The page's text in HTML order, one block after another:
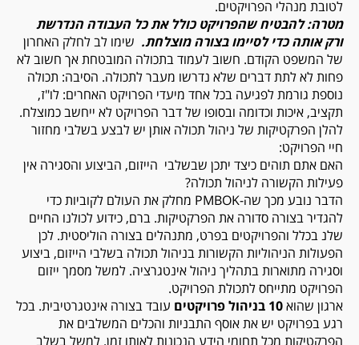
לטובת מנהלי הפרויקטים.
מטרה: להבטיח שהפרויקט כולל את כל העבודה הנדרשת
ורק אותה כדי לסיימו בצורה מוצלחת. שימו לב לחלק האחרון
של המשפט הקודם. חשוב לעמוד בתכולה המובטחת אך חשוב לא
פחות לא לתת דברים שלא נדרשו מעבר לתכולה. הסיבה: תכולה
נוספת גורמת לפגיעה בכל אחד מיעדי הפרויקט האחרים: לו"ז,
תקציב, איכות וכדומה ובסופו של דבר הפרויקט לא ייחשב כמוצלח.
להלן הפרקטיקות של ניהול תכולה אותן יש לבצע בשלבי מחזור
חיי הפרויקט:
האם אתם תוהים כיצד יתכן שבשלבי הייזום, הביצוע והסגירה אין
פעילות הקשורה לניהול תכולה?
הדבר נובע מכך שה-PMBOK מחלק את העולם לקוביות כדי
להגדיר בצורה סדורה את הפרקטיקות. ברם, כידוע לכולנו החיים
שלנ בכלל והפרויקטים בפרט, מתנהלים בצורה הוליסטית. לכן
הפעולות הניהוליות הקשורות בניהול תכולה בשלבי הייזום, ביצוע
וסגירה מתוארות בתהליך ניהול אינטגרציה. למשל מסמך ייזום
הפרויקט מתייחס לתכולת הפרויקט.
ארגון שהוא10 בניהול פרויקטים
עובד בצורה אינטגרטיבית. בכל
רגע בפרויקט יש את אוסף התבניות והכלים המשלבים את
הפרקטיקות מכל תחומי הידע הנכונות לאותו זמן. למשל בשלב